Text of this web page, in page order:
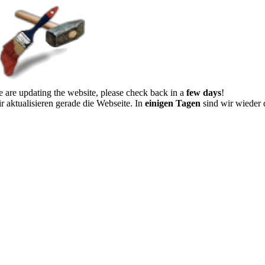
are updating the website, please check back in a few days!
aktualisieren gerade die Webseite. In einigen Tagen sind wir wieder